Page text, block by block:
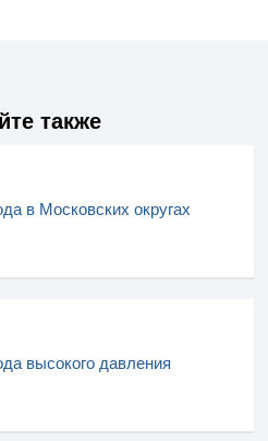
также
в Московских округах
высокого давления